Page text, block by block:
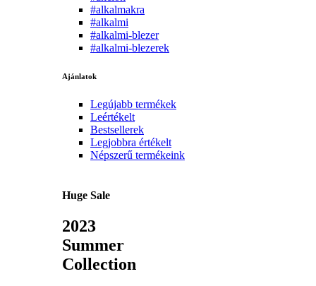
#alkalmakra
#alkalmi
#alkalmi-blezer
#alkalmi-blezerek
Ajánlatok
Legújabb termékek
Leértékelt
Bestsellerek
Legjobbra értékelt
Népszerű termékeink
Huge Sale
2023
Summer
Collection